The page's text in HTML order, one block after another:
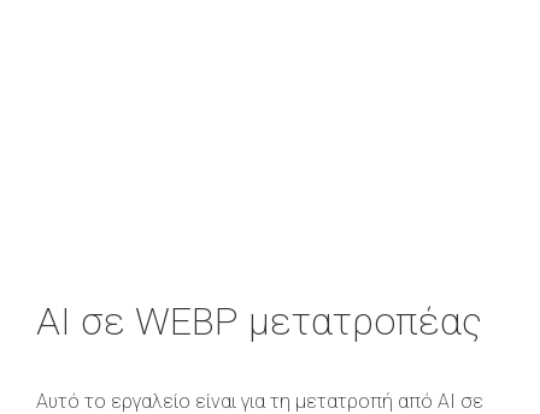
AI σε WEBP μετατροπέας
Αυτό το εργαλείο είναι για τη μετατροπή από AI σε